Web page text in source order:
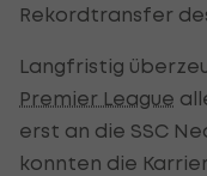
Rekordtransfer
Langfristig
Premier League
erst an die SSC
konnten die